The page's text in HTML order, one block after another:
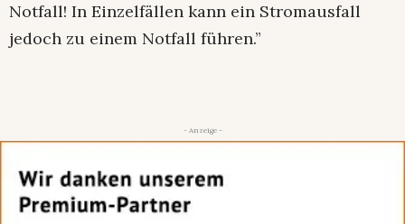
Notfall! In Einzelfällen kann ein Stromausfall
jedoch zu einem Notfall führen.”
- Anzeige -